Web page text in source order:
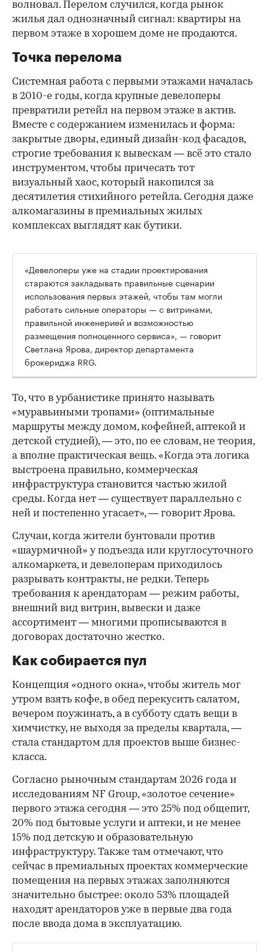
волновал. Перелом случился, когда рынок
жилья дал однозначный сигнал: квартиры на
первом этаже в хорошем доме не продаются.
Точка перелома
Системная работа с первыми этажами началась
в 2010-е годы, когда крупные девелоперы
превратили ретейл на первом этаже в актив.
Вместе с содержанием изменилась и форма:
закрытые дворы, единый дизайн-код фасадов,
строгие требования к вывескам — всё это стало
инструментом, чтобы причесать тот
визуальный хаос, который накопился за
десятилетия стихийного ретейла. Сегодня даже
алкомагазины в премиальных жилых
комплексах выглядят как бутики.
00:00
«Девелоперы уже на стадии проектирования
стараются закладывать правильные сценарии
использования первых этажей, чтобы там могли
работать сильные операторы — с витринами,
правильной инженерией и возможностью
размещения полноценного сервиса», — говорит
Светлана Ярова, директор департамента
брокериджа RRG.
То, что в урбанистике принято называть
«муравьиными тропами» (оптимальные
маршруты между домом, кофейней, аптекой и
детской студией), — это, по ее словам, не теория,
а вполне практическая вещь. «Когда эта логика
выстроена правильно, коммерческая
инфраструктура становится частью жилой
среды. Когда нет — существует параллельно с
ней и постепенно угасает», — говорит Ярова.
Случаи, когда жители бунтовали против
«шаурмичной» у подъезда или круглосуточного
алкомаркета, и девелоперам приходилось
разрывать контракты, не редки. Теперь
требования к арендаторам — режим работы,
внешний вид витрин, вывески и даже
ассортимент — многими прописываются в
договорах достаточно жестко.
Как собирается пул
Концепция «одного окна», чтобы житель мог
утром взять кофе, в обед перекусить салатом,
вечером поужинать, а в субботу сдать вещи в
химчистку, не выходя за пределы квартала, —
стала стандартом для проектов выше бизнес-
класса.
Согласно рыночным стандартам 2026 года и
исследованиям NF Group, «золотое сечение»
первого этажа сегодня — это 25% под общепит,
20% под бытовые услуги и аптеки, и не менее
15% под детскую и образовательную
инфраструктуру. Также там отмечают, что
сейчас в премиальных проектах коммерческие
помещения на первых этажах заполняются
значительно быстрее: около 53% площадей
находят арендаторов уже в первые два года
после ввода дома в эксплуатацию.